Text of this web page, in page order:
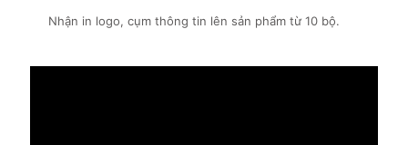
Nhận in logo, cụm thông tin lên sản phẩm từ 10 bộ.